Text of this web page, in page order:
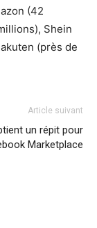
(42
Shein
(près de
Article suivant
un répit pour
Marketplace